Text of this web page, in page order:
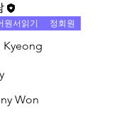
원서읽기 정회원
Kyeong
Won